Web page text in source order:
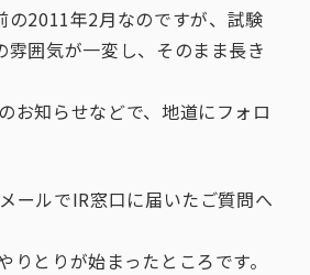
の2011年2月なのですが、試験
囲気が一変し、そのまま長き
お知らせなどで、地道にフォロ
ールでIR窓口に届いたご質問へ
とりが始まったところです。